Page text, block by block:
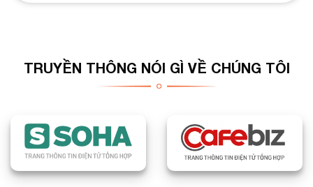
TRUYỀN THÔNG NÓI GÌ VỀ CHÚNG TÔI